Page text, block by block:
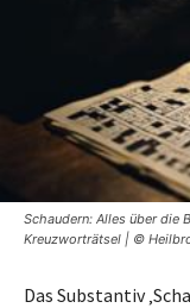
Schaudern: Alles über die
Kreuzworträtsel | ©
Das Substantiv